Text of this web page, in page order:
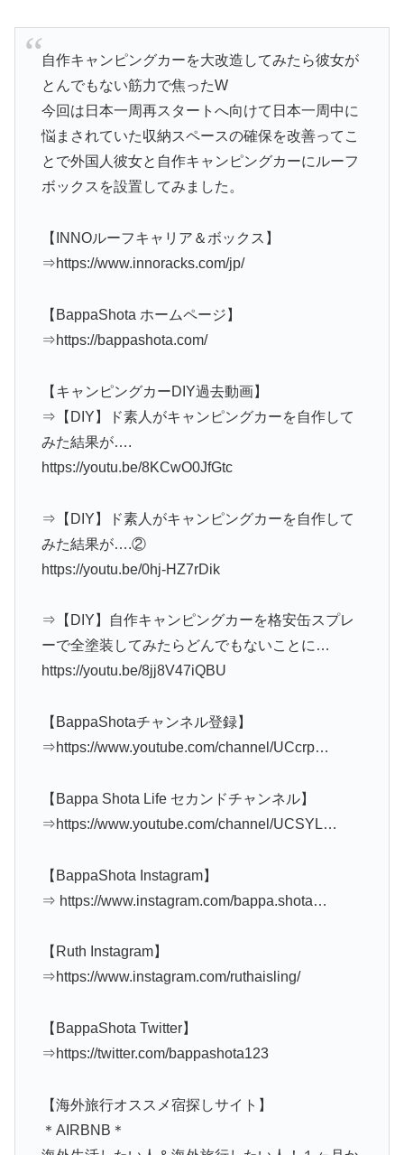
自作キャンピングカーを大改造してみたら彼女が
とんでもない筋力で焦ったW
今回は日本一周再スタートへ向けて日本一周中に
悩まされていた収納スペースの確保を改善ってこ
とで外国人彼女と自作キャンピングカーにルーフ
ボックスを設置してみました。
【INNOルーフキャリア＆ボックス】
⇒https://www.innoracks.com/jp/
【BappaShota ホームページ】
⇒https://bappashota.com/
【キャンピングカーDIY過去動画】
⇒【DIY】ド素人がキャンピングカーを自作して
みた結果が….
https://youtu.be/8KCwO0JfGtc
⇒【DIY】ド素人がキャンピングカーを自作して
みた結果が….②
https://youtu.be/0hj-HZ7rDik
⇒【DIY】自作キャンピングカーを格安缶スプレ
ーで全塗装してみたらどんでもないことに…
https://youtu.be/8jj8V47iQBU
【BappaShotaチャンネル登録】
⇒https://www.youtube.com/channel/UCcrp…
【Bappa Shota Life セカンドチャンネル】
⇒https://www.youtube.com/channel/UCSYL…
【BappaShota Instagram】
⇒ https://www.instagram.com/bappa.shota…
【Ruth Instagram】
⇒https://www.instagram.com/ruthaisling/
【BappaShota Twitter】
⇒https://twitter.com/bappashota123
【海外旅行オススメ宿探しサイト】
＊AIRBNB＊